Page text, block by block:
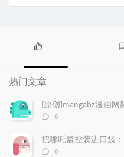
热
门
文
章
热门文章
[原创]mangabz漫画网
评
数：
0
评
0